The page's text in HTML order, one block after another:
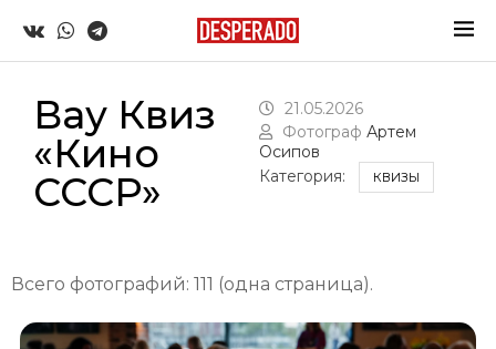
Вау Квиз
«Кино
СССР»
21.05.2026
Фотограф Артем
Осипов
Категория:
КВИЗЫ
Всего фотографий: 111 (одна страница).